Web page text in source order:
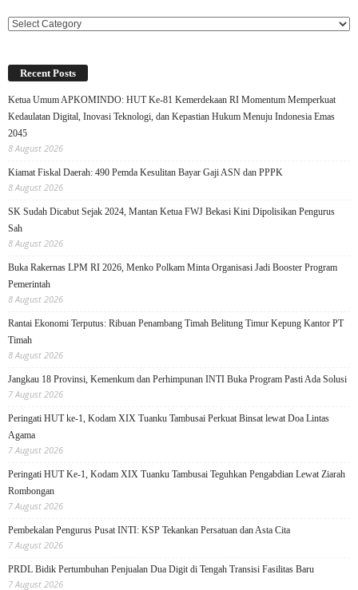
Categories
Recent Posts
Ketua Umum APKOMINDO: HUT Ke-81 Kemerdekaan RI Momentum Memperkuat
Kedaulatan Digital, Inovasi Teknologi, dan Kepastian Hukum Menuju Indonesia Emas
2045
8 August 2026
Kiamat Fiskal Daerah: 490 Pemda Kesulitan Bayar Gaji ASN dan PPPK
8 August 2026
SK Sudah Dicabut Sejak 2024, Mantan Ketua FWJ Bekasi Kini Dipolisikan Pengurus
Sah
8 August 2026
Buka Rakernas LPM RI 2026, Menko Polkam Minta Organisasi Jadi Booster Program
Pemerintah
8 August 2026
Rantai Ekonomi Terputus: Ribuan Penambang Timah Belitung Timur Kepung Kantor PT
Timah
8 August 2026
Jangkau 18 Provinsi, Kemenkum dan Perhimpunan INTI Buka Program Pasti Ada Solusi
7 August 2026
Peringati HUT ke-1, Kodam XIX Tuanku Tambusai Perkuat Binsat lewat Doa Lintas
Agama
7 August 2026
Peringati HUT Ke-1, Kodam XIX Tuanku Tambusai Teguhkan Pengabdian Lewat Ziarah
Rombongan
7 August 2026
Pembekalan Pengurus Pusat INTI: KSP Tekankan Persatuan dan Asta Cita
7 August 2026
PRDL Bidik Pertumbuhan Penjualan Dua Digit di Tengah Transisi Fasilitas Baru
7 August 2026